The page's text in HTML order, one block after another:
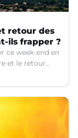
retour des
ils frapper ?
ce week-end en
et le retour